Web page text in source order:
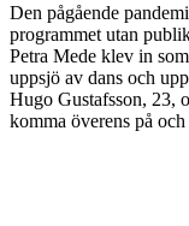
Den pågående
programmet utan
Petra Mede klev in
uppsjö av dans och
Hugo Gustafsson, 23,
komma överens på